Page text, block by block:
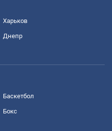
Харьков
Днепр
Баскетбол
Бокс